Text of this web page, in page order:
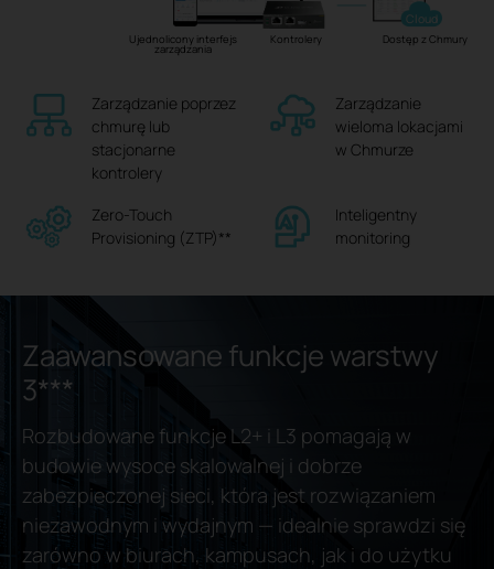
Ujednolicony interfejs
zarządzania
Kontrolery Dostęp z Chmury
Cloud
Zarządzanie poprzez
chmurę lub
stacjonarne
kontrolery
Zarządzanie
wieloma lokacjami
w Chmurze
Zero-Touch
Provisioning (ZTP)**
Inteligentny
monitoring
Zaawansowane funkcje warstwy
3***
Rozbudowane funkcje L2+ i L3 pomagają w
budowie wysoce skalowalnej i dobrze
zabezpieczonej sieci, która jest rozwiązaniem
niezawodnym i wydajnym — idealnie sprawdzi się
zarówno w biurach, kampusach, jak i do użytku